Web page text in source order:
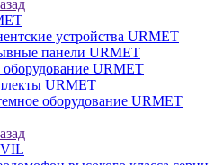
устройства URMET
панели URMET
URMET
URMET
оборудование URMET